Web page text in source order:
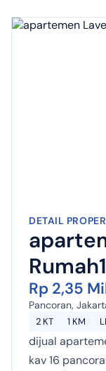
DETAIL
Rp 2,35
Pancoran,
2 KT 1 KM
dijual
kav 16